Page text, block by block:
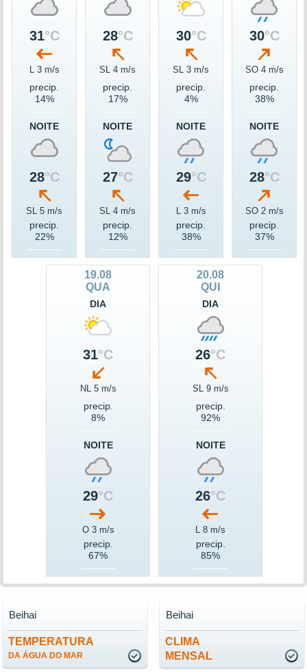
31°C
L 3 m/s
precip.
14%
NOITE
28°C
SL 5 m/s
precip.
22%
28°C
SL 4 m/s
precip.
17%
NOITE
27°C
SL 4 m/s
precip.
12%
30°C
SL 3 m/s
precip.
4%
NOITE
29°C
L 3 m/s
precip.
38%
30°C
SO 4 m/s
precip.
38%
NOITE
28°C
SO 2 m/s
precip.
37%
19.08
QUA
DIA
31°C
NL 5 m/s
precip.
8%
NOITE
29°C
O 3 m/s
precip.
67%
20.08
QUI
DIA
26°C
SL 9 m/s
precip.
92%
NOITE
26°C
L 8 m/s
precip.
85%
TEMPERATURA
DA ÁGUA DO MAR
Beihai
CLIMA
MENSAL
Beihai